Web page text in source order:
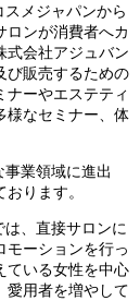
メジャパンから
ロンが消費者へカ
式会社アジュバン
び販売するための
ーやエステティ
様なセミナー、体
業領域に進出
ります。
、直接サロンに
モーションを行っ
ている女性を中心
愛用者を増やして